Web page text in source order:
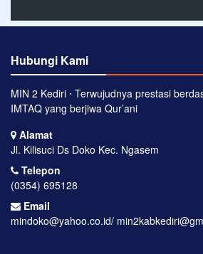
Hubungi Kami
MIN 2 Kediri ⋅ Terwujudnya prestasi
IMTAQ yang berjiwa Qur’ani
Alamat
Jl. Kilisuci Ds Doko Kec. Ngasem
Telepon
(0354) 695128
Email
mindoko@yahoo.co.id/